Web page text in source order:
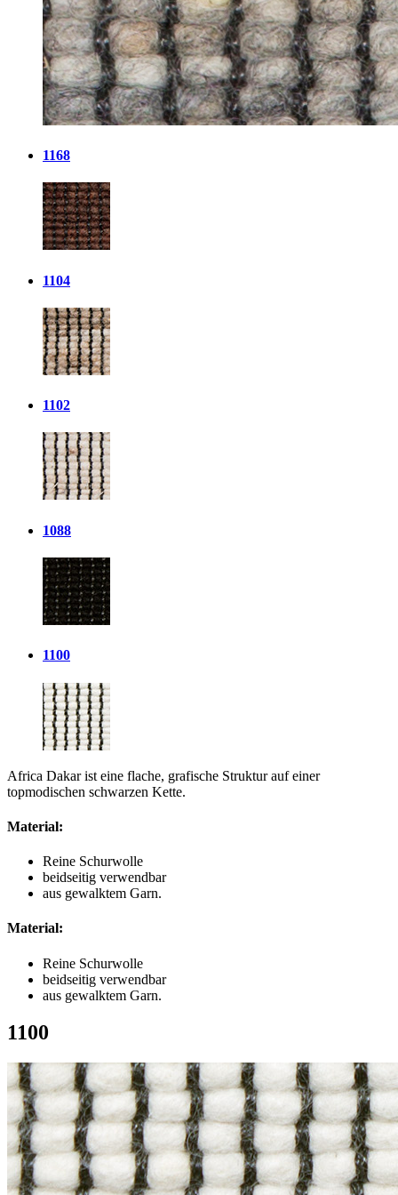
1168
1104
1102
1088
1100
Africa Dakar ist eine flache, grafische Struktur auf einer
topmodischen schwarzen Kette.
Material:
Reine Schurwolle
beidseitig verwendbar
aus gewalktem Garn.
Material:
Reine Schurwolle
beidseitig verwendbar
aus gewalktem Garn.
1100